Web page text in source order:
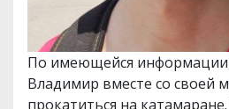
По имеющейся
Владимир вместе со своей
прокатиться на